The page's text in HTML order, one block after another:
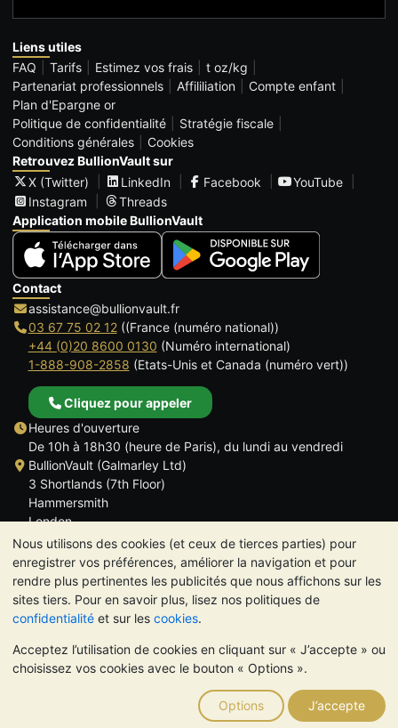
Nous utilisons des cookies (et ceux de tierces parties) pour
enregistrer vos préférences, améliorer la navigation et pour
rendre plus pertinentes les publicités que nous affichons sur les
sites tiers. Pour en savoir plus, lisez nos politiques de
confidentialité et sur les cookies.
Acceptez l’utilisation de cookies en cliquant sur « J’accepte » ou
choisissez vos cookies avec le bouton « Options ».
Options J’accepte
Liens utiles
FAQ
Tarifs Estimez vos frais
t oz/kg
Partenariat professionnels
Affililiation
Compte enfant
Plan d'Epargne or
Politique de confidentialité
Stratégie fiscale
Conditions générales
Cookies
Retrouvez BullionVault sur
X (Twitter)
LinkedIn Facebook
YouTube
Instagram
Threads
Application mobile BullionVault
Contact
assistance@bullionvault.fr
03 67 75 02 12((France (numéro national))
+44 (0)20 8600 0130 (Numéro international)
1-888-908-2858 (Etats-Unis et Canada (numéro vert))
Cliquez pour appeler
Heures d'ouverture
De 10h à 18h30 (heure de Paris), du lundi au vendredi
BullionVault (Galmarley Ltd)
3 Shortlands (7th Floor)
Hammersmith
London
W6 8DA
ROYAUME UNI
TrustScore 4.6 | 534 avis
VEUILLEZ NOTER: La valeur des métaux précieux peut aussi
bien baisser qu'augmenter. Les tendances historiques ne
garantissent pas l'évolution future des cours. Rien sur les sites